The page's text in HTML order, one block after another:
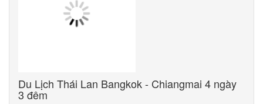
Du Lịch Thái Lan Bangkok - Chiangmai 4 ngày
3 đêm